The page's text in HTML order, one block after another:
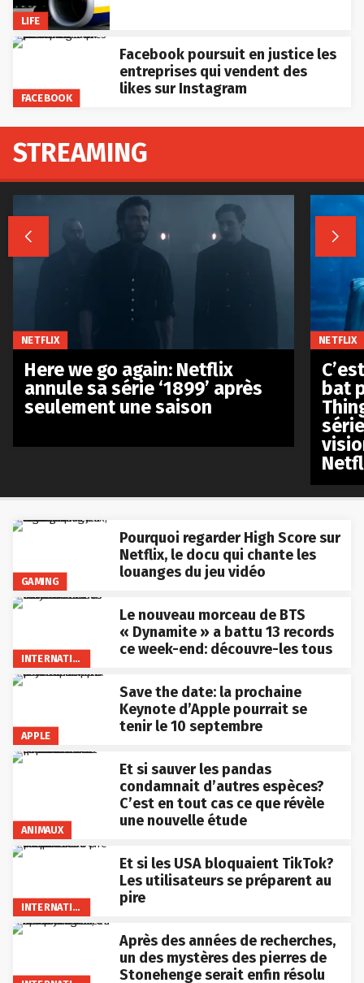
LIFE
FACEBOOK
Facebook poursuit en justice les
entreprises qui vendent des
likes sur Instagram
GAMING
Pourquoi regarder High Score sur
Netflix, le docu qui chante les
louanges du jeu vidéo
Le nouveau morceau de BTS
« Dynamite » a battu 13 records
ce week-end: découvre-les tous
APPLE
Save the date: la prochaine
Keynote d’Apple pourrait se
tenir le 10 septembre
ANIMAUX
Et si sauver les pandas
condamnait d’autres espèces?
C’est en tout cas ce que révèle
une nouvelle étude
Et si les USA bloquaient TikTok?
Les utilisateurs se préparent au
pire
Après des années de recherches,
un des mystères des pierres de
Stonehenge serait enfin résolu
STREAMING
 
NETFLIX
Here we go again: Netflix
annule sa série ‘1899’ après
seulement une saison
NETFLIX
bat